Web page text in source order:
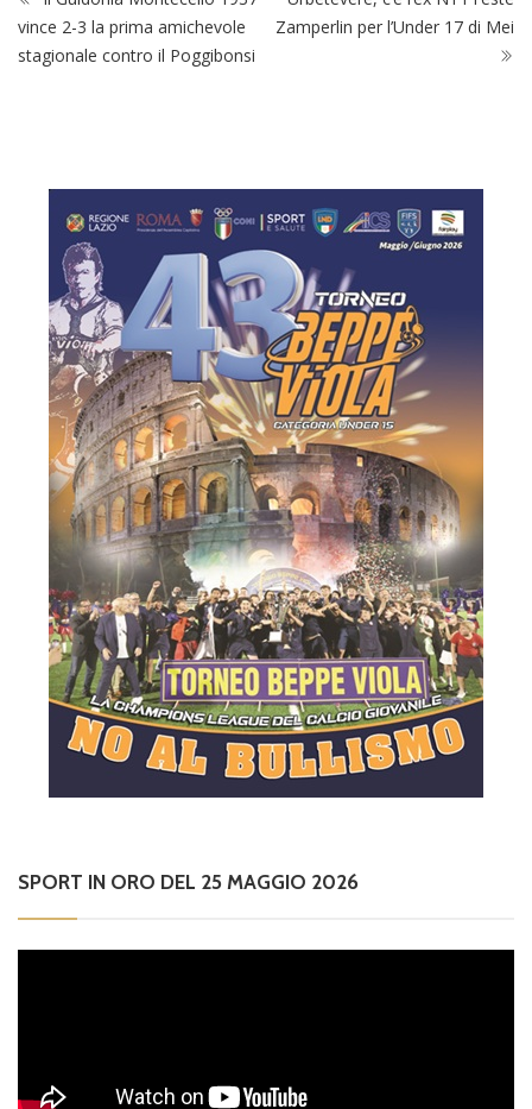
vince 2-3 la prima amichevole
stagionale contro il Poggibonsi
Zamperlin per l’Under 17 di Mei
SPORT IN ORO DEL 25 MAGGIO 2026